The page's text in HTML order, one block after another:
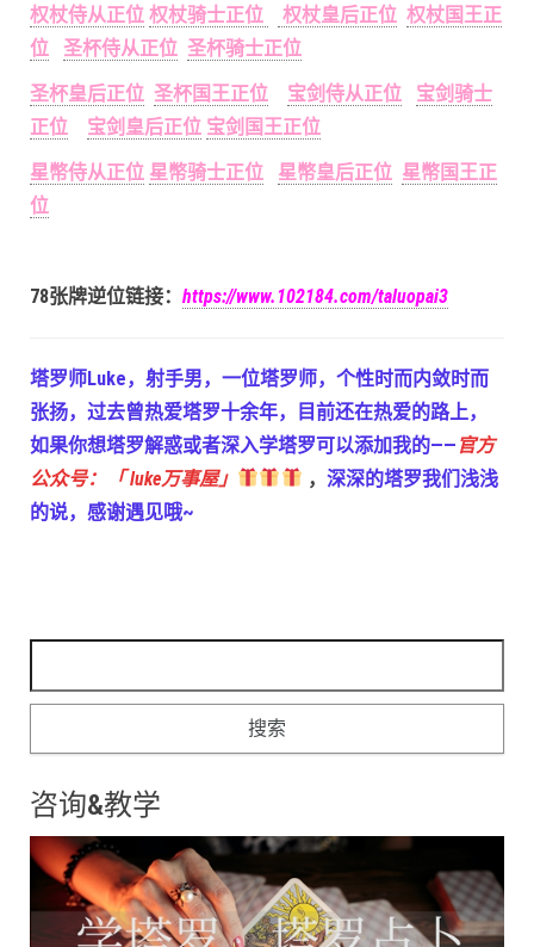
权杖侍从正位 权杖骑士正位 权杖皇后正位 权杖国王正
位
圣杯侍从正位 圣杯骑士正位
圣杯皇后正位 圣杯国王正位 宝剑侍从正位
宝剑骑士
正位
宝剑皇后正位 宝剑国王正位
星幣侍从正位 星幣骑士正位 星幣皇后正位 星幣国王正
位
78张牌逆位链接： https://www.102184.com/taluopai3
塔罗师Luke，射手男，一位塔罗师，个性时而内敛时而
张扬，过去曾热爱塔罗十余年，目前还在热爱的路上，
如果你想塔罗解惑或者深入学塔罗可以添加我的—— 官方
公众号：「 luke万事屋」
， 深深的塔罗我们浅浅
的说，感谢遇见哦~
咨询&教学